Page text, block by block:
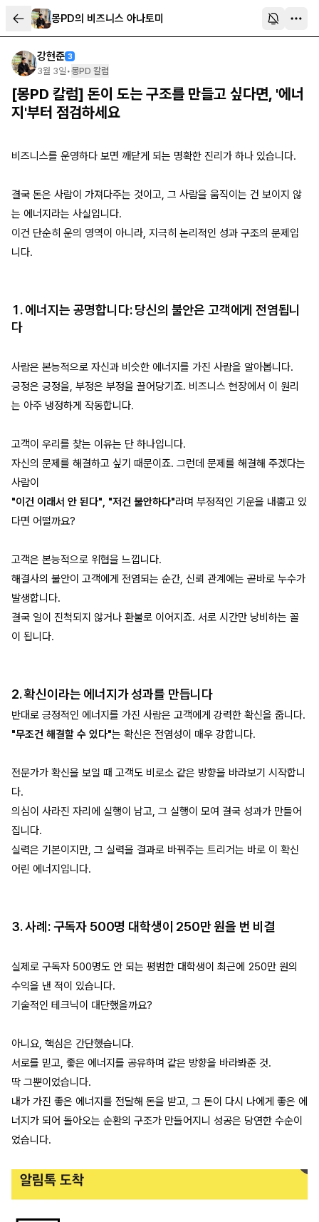
몽PD의 비즈니스 아나토미
강현준 3
3월 3일 •몽PD 칼럼
[몽PD 칼럼] 돈이 도는 구조를 만들고 싶다면, '에너
지'부터 점검하세요
비즈니스를 운영하다 보면 깨닫게 되는 명확한 진리가 하나 있습니다.
결국 돈은 사람이 가져다주는 것이고, 그 사람을 움직이는 건 보이지 않
는 에너지라는 사실입니다.
이건 단순히 운의 영역이 아니라, 지극히 논리적인 성과 구조의 문제입
니다.
1. 에너지는 공명합니다: 당신의 불안은 고객에게 전염됩니
다
사람은 본능적으로 자신과 비슷한 에너지를 가진 사람을 알아봅니다.
긍정은 긍정을, 부정은 부정을 끌어당기죠. 비즈니스 현장에서 이 원리
는 아주 냉정하게 작동합니다.
고객이 우리를 찾는 이유는 단 하나입니다.
자신의 문제를 해결하고 싶기 때문이죠. 그런데 문제를 해결해 주겠다는
사람이
"이건 이래서 안 된다", "저건 불안하다"라며 부정적인 기운을 내뿜고 있
다면 어떨까요?
고객은 본능적으로 위협을 느낍니다.
해결사의 불안이 고객에게 전염되는 순간, 신뢰 관계에는 곧바로 누수가
발생합니다.
결국 일이 진척되지 않거나 환불로 이어지죠. 서로 시간만 낭비하는 꼴
이 됩니다.
2. 확신이라는 에너지가 성과를 만듭니다
반대로 긍정적인 에너지를 가진 사람은 고객에게 강력한 확신을 줍니다.
"무조건 해결할 수 있다"는 확신은 전염성이 매우 강합니다.
전문가가 확신을 보일 때 고객도 비로소 같은 방향을 바라보기 시작합니
다.
의심이 사라진 자리에 실행이 남고, 그 실행이 모여 결국 성과가 만들어
집니다.
실력은 기본이지만, 그 실력을 결과로 바꿔주는 트리거는 바로 이 확신
어린 에너지입니다.
3. 사례: 구독자 500명 대학생이 250만 원을 번 비결
실제로 구독자 500명도 안 되는 평범한 대학생이 최근에 250만 원의
수익을 낸 적이 있습니다.
기술적인 테크닉이 대단했을까요?
아니요, 핵심은 간단했습니다.
서로를 믿고, 좋은 에너지를 공유하며 같은 방향을 바라봐준 것.
딱 그뿐이었습니다.
내가 가진 좋은 에너지를 전달해 돈을 받고, 그 돈이 다시 나에게 좋은 에
너지가 되어 돌아오는 순환의 구조가 만들어지니 성공은 당연한 수순이
었습니다.